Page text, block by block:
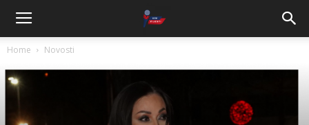
Home Novosti